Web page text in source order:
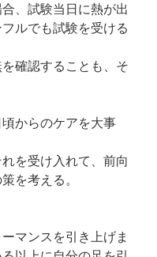
、試験当日に熱が出
ルでも試験を受ける
確認することも、そ
からのケアを大事
を受け入れて、前向
を考える。
マンスを引き上げま